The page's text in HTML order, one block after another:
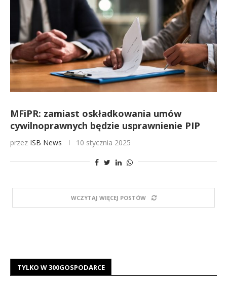
MFiPR: zamiast oskładkowania umów
cywilnoprawnych będzie usprawnienie PIP
przez ISB News 10 stycznia 2025
WCZYTAJ WIĘCEJ POSTÓW
TYLKO W 300GOSPODARCE